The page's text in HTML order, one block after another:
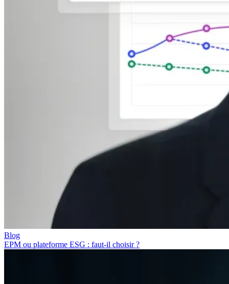
Blog
EPM ou plateforme ESG : faut-il choisir ?